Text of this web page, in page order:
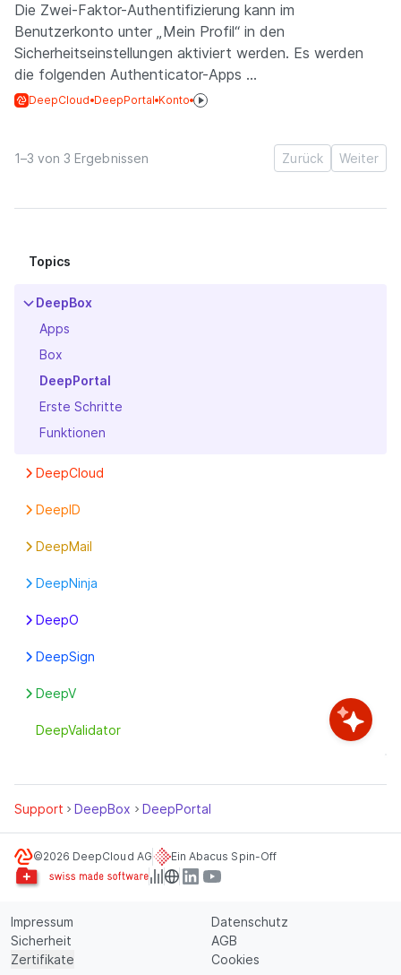
Die Zwei-Faktor-Authentifizierung kann im
Benutzerkonto unter „Mein Profil“ in den
Sicherheitseinstellungen aktiviert werden. Es werden
die folgenden Authenticator-Apps ...
DeepCloud DeepPortal Konto
1–3 von 3 Ergebnissen Zurück Weiter
Topics
DeepBox
Apps
Box
DeepPortal
Erste Schritte
Funktionen
DeepCloud
Boxen
Erste Schritte
Organisationsdaten
Preise
Sicherheit
DeepID
DeepMail
DeepNinja
DeepO
DeepO Editor
Definitionen pro Adresse
Mailroom
DeepSign
Siegel
DeepV
DeepValidator
Support DeepBox DeepPortal
©2026 DeepCloud AG Ein Abacus Spin-Off
Impressum
Datenschutz
Sicherheit
AGB
Zertifikate
Cookies